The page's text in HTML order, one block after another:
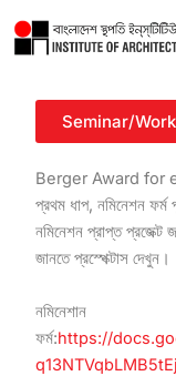
Seminar/
Berger Award for
প্রথম ধাপ, নমিনেশন
নমিনেশন প্রাপ্ত প্রজেক্ট
জানতে প্রস্পেক্টাস দেখুন।
নমিনেশান
ফর্ম:https://